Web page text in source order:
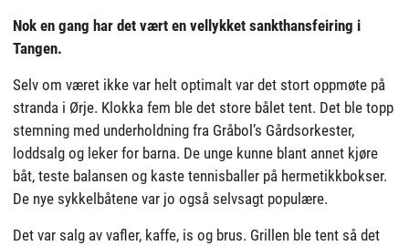
Nok en gang har det vært en vellykket sankthansfeiring i
Tangen.
Selv om været ikke var helt optimalt var det stort oppmøte på
stranda i Ørje. Klokka fem ble det store bålet tent. Det ble topp
stemning med underholdning fra Gråbol’s Gårdsorkester,
loddsalg og leker for barna. De unge kunne blant annet kjøre
båt, teste balansen og kaste tennisballer på hermetikkbokser.
De nye sykkelbåtene var jo også selvsagt populære.
Det var salg av vafler, kaffe, is og brus. Grillen ble tent så det